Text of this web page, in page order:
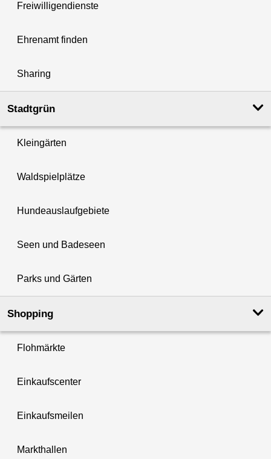
Freiwilligendienste
Ehrenamt finden
Sharing
Stadtgrün
Kleingärten
Waldspielplätze
Hundeauslaufgebiete
Seen und Badeseen
Parks und Gärten
Shopping
Flohmärkte
Einkaufscenter
Einkaufsmeilen
Markthallen